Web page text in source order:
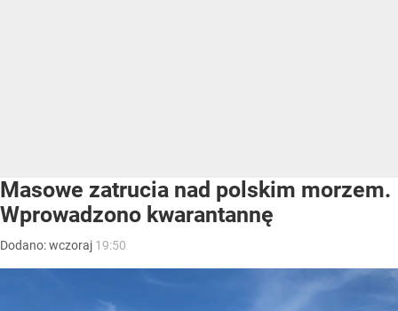
Masowe zatrucia nad polskim morzem.
Wprowadzono kwarantannę
Dodano:wczoraj 19:50